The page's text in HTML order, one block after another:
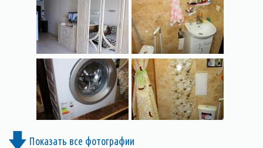
Показать все фотографии